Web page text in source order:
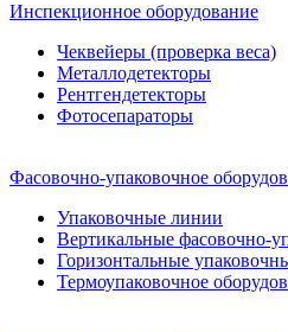
Инспекционное оборудование
Чеквейеры (проверка веса)
Металлодетекторы
Рентгендетекторы
Фотосепараторы
Фасовочно-упаковочное
Упаковочные линии
Вертикальные фасовочно-
Горизонтальные
Термоупаковочное